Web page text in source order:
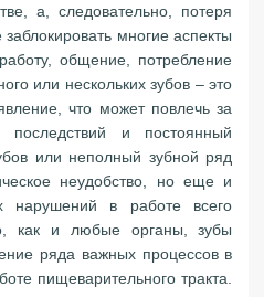
а, следовательно, потеря
заблокировать многие аспекты
общение, потребление
или нескольких зубов – это
что может повлечь за
последствий и постоянный
или неполный зубной ряд
неудобство, но еще и
нарушений в работе всего
как и любые органы, зубы
ряда важных процессов в
пищеварительного тракта.